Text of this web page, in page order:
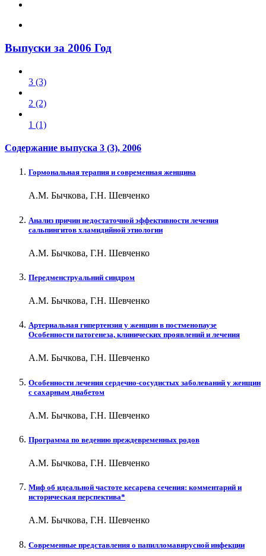
Выпуски за 2006 Год
3 (3)
2 (2)
1 (1)
Содержание выпуска 3 (3), 2006
Гормональная терапия и современная женщина
А.М. Бычкова, Г.Н. Шевченко
Анализ причин недостаточной эффективности лечения
сальпингитов хламидийной этиологии
А.М. Бычкова, Г.Н. Шевченко
Передменструальний синдром
А.М. Бычкова, Г.Н. Шевченко
Артериальная гипертензия у женщин в постменопаузе
Особенности патогенеза, клинических проявлений и лечения
А.М. Бычкова, Г.Н. Шевченко
Особенности лечения сердечно-сосудистых заболеваний у женщин
с сахарным диабетом
А.М. Бычкова, Г.Н. Шевченко
Программа по ведению преждевременных родов
А.М. Бычкова, Г.Н. Шевченко
Миф об идеальной частоте кесарева сечения: комментарий и
историческая перспектива*
А.М. Бычкова, Г.Н. Шевченко
Современные представления о папилломавирусной инфекции